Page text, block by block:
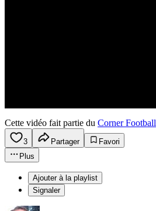
Cette vidéo fait partie du Corner Football
3 Partager
Favori
Plus
Ajouter à la playlist
Signaler